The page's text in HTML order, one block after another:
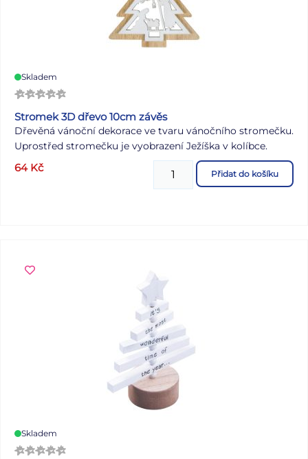
Skladem
Stromek 3D dřevo 10cm závěs
Dřevěná vánoční dekorace ve tvaru vánočního stromečku.
Uprostřed stromečku je vyobrazení Ježíška v kolíbce.
64 Kč Přidat do košíku
Skladem